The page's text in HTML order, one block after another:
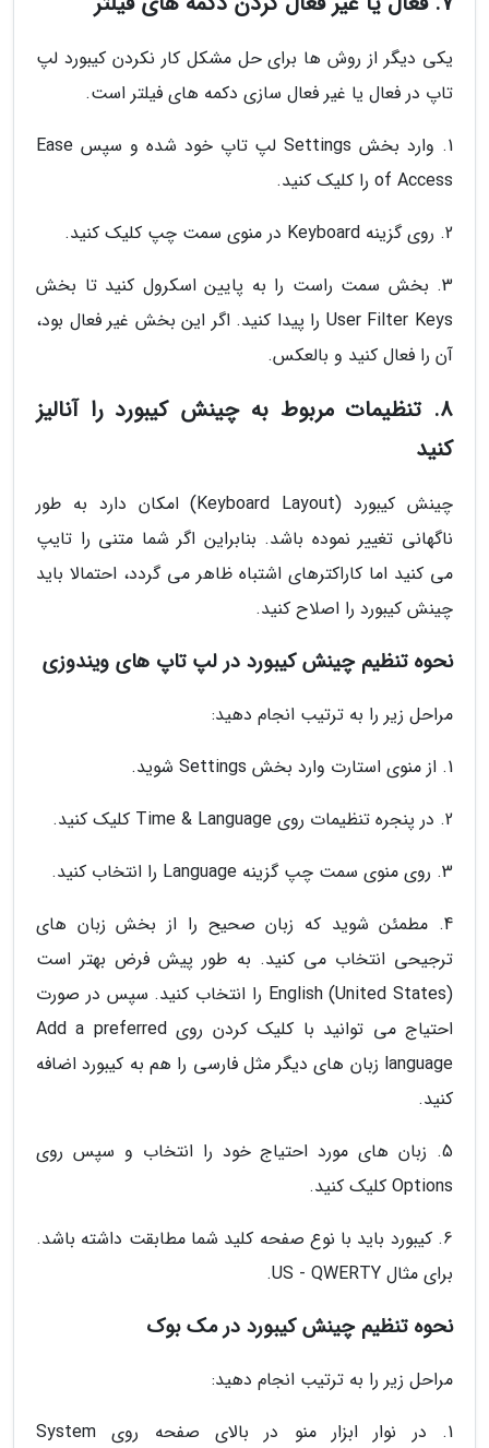
یکی دیگر از روش ها برای حل مشکل کار نکردن کیبورد لپ
تاپ در فعال یا غیر فعال سازی دکمه های فیلتر است.
1. وارد بخش Settings لپ تاپ خود شده و سپس Ease
of Access را کلیک کنید.
2. روی گزینه Keyboard در منوی سمت چپ کلیک کنید.
3. بخش سمت راست را به پایین اسکرول کنید تا بخش
User Filter Keys را پیدا کنید. اگر این بخش غیر فعال بود،
آن را فعال کنید و بالعکس.
8. تنظیمات مربوط به چینش کیبورد را آنالیز
کنید
چینش کیبورد (Keyboard Layout) امکان دارد به طور
ناگهانی تغییر نموده باشد. بنابراین اگر شما متنی را تایپ
می کنید اما کاراکترهای اشتباه ظاهر می گردد، احتمالا باید
چینش کیبورد را اصلاح کنید.
نحوه تنظیم چینش کیبورد در لپ تاپ های ویندوزی
مراحل زیر را به ترتیب انجام دهید:
1. از منوی استارت وارد بخش Settings شوید.
2. در پنجره تنظیمات روی Time & Language کلیک کنید.
3. روی منوی سمت چپ گزینه Language را انتخاب کنید.
4. مطمئن شوید که زبان صحیح را از بخش زبان های
ترجیحی انتخاب می کنید. به طور پیش فرض بهتر است
English (United States) را انتخاب کنید. سپس در صورت
احتیاج می توانید با کلیک کردن روی Add a preferred
language زبان های دیگر مثل فارسی را هم به کیبورد اضافه
کنید.
5. زبان های مورد احتیاج خود را انتخاب و سپس روی
Options کلیک کنید.
6. کیبورد باید با نوع صفحه کلید شما مطابقت داشته باشد.
برای مثال US - QWERTY.
نحوه تنظیم چینش کیبورد در مک بوک
مراحل زیر را به ترتیب انجام دهید:
1. در نوار ابزار منو در بالای صفحه روی System